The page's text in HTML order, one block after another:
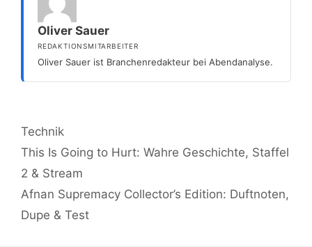
Oliver Sauer
REDAKTIONSMITARBEITER
Oliver Sauer ist Branchenredakteur bei Abendanalyse.
Kategorien
Technik
This Is Going to Hurt: Wahre Geschichte, Staffel
2 & Stream
Afnan Supremacy Collector’s Edition: Duftnoten,
Dupe & Test